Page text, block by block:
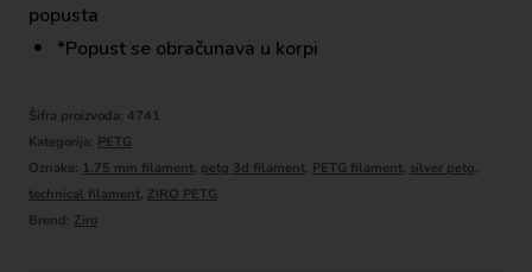
popusta
*Popust se obračunava u korpi
Šifra proizvoda: 4741
Kategorija: PETG
Oznake: 1.75 mm filament, petg 3d filament, PETG filament, silver petg,
technical filament, ZIRO PETG
Brend: Ziro